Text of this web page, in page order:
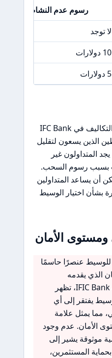
رسوم عدم النشاط
لا توجد
10 دولارات
5 دولارات
بشكل عام، يعتبر هيكل التكاليف في IFC Bank
الذين يسعون لتقليل
المتداولون غير
بسبب رسوم السحب.
أن يساعد المتداولين
بشأن اختيار الوسيط
ومستوى الأمان
للوسيط عنصرًا حاسمًا
الذي يقدمه
للمستثمرين. في حالة IFIC Bank، تظهر
يفتقر إلى أي
مما يمثل علامة
الأمان. عدم وجود
موثوقة يشير إلى
المستثمرين،